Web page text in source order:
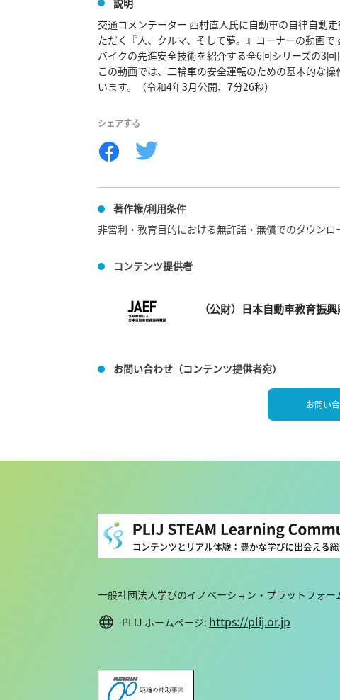
説明
交通コメンテーター 西村直人氏に自動車の自律自動
ただく『人、クルマ、そして夢。』コーナーの動画で
バイクの先進安全技術を紹介する全6回シリーズの3回
この動画では、二輪車の安全運転のための基本的な
います。（令和4年3月公開、7分26秒）
シェアする
著作権/利用条件
非営利・教育目的における無許諾・無償でのダウン
コンテンツ提供者
（公財）日本自動車教育振
お問い合わせ（コンテンツ提供者宛）
お問い
一般社団法人学びのイノベーション・プラットフォー
PLIJ ホームページ: https://plij.or.jp